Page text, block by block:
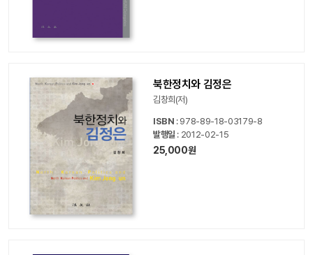
북한정치와 김정은
김창희(저)
ISBN : 978-89-18-03179-8
발행일 : 2012-02-15
25,000원